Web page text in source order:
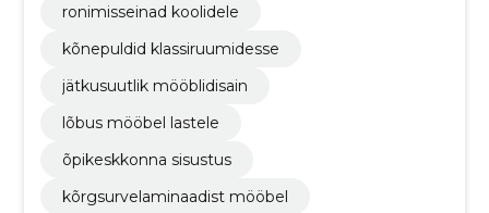
ronimisseinad koolidele
kõnepuldid klassiruumidesse
jätkusuutlik mööblidisain
lõbus mööbel lastele
õpikeskkonna sisustus
kõrgsurvelaminaadist mööbel